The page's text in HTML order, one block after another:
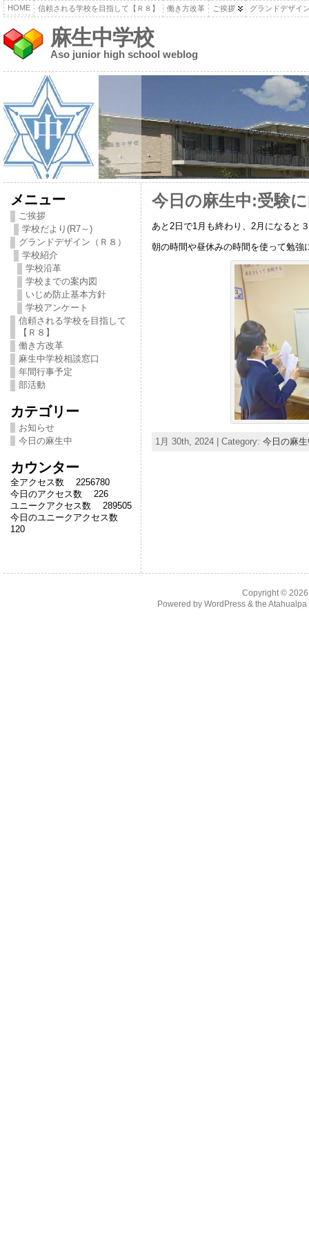
HOME 信頼される学校を目指して【Ｒ８】 働き方改革 ご挨拶 グランドデザイ
麻生中学校
Aso junior high school weblog
メニュー
ご挨拶
学校だより(R7～)
グランドデザイン（Ｒ８）
学校紹介
学校沿革
学校までの案内図
いじめ防止基本方針
学校アンケート
信頼される学校を目指して
【Ｒ８】
働き方改革
麻生中学校相談窓口
年間行事予定
部活動
カテゴリー
お知らせ
今日の麻生中
カウンター
全アクセス数 2256780
今日のアクセス数 226
ユニークアクセス数 289505
今日のユニークアクセス数
120
今日の麻生中:受験
あと2日で1月も終わり、2月になると
朝の時間や昼休みの時間を使って勉
1月 30th, 2024 | Category: 今日の麻
Copyright ©
Powered by WordPress& the Atahualpa